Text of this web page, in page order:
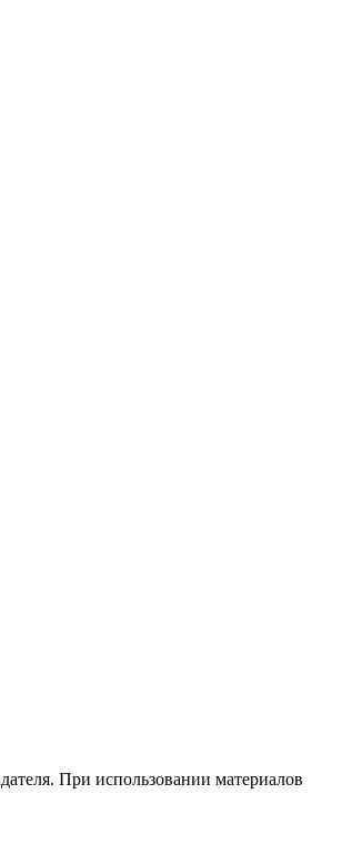
При использовании материалов